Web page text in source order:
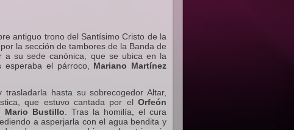
antiguo trono del Santísimo Cristo de la
la sección de tambores de la Banda de
a su sede canónica, que se ubica en la
esperaba el párroco, Mariano Martínez
hasta su sobrecogedor Altar,
que estuvo cantada por el Orfeón
Mario Bustillo . Tras la homilía, el cura
a asperjarla con el agua bendita y